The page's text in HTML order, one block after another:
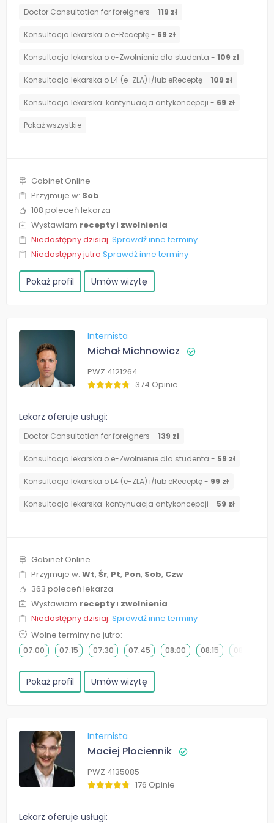
Doctor Consultation for foreigners - 119 zł
Konsultacja lekarska o e-Receptę - 69 zł
Konsultacja lekarska o e-Zwolnienie dla studenta - 109 zł
Konsultacja lekarska o L4 (e-ZLA) i/lub eReceptę - 109 zł
⁠Konsultacja lekarska: kontynuacja antykoncepcji - 69 zł
Pokaż wszystkie
Gabinet Online
Przyjmuje w: Sob
108 poleceń lekarza
Wystawiam receptyi zwolnienia
Niedostępny dzisiaj. Sprawdź inne terminy
Niedostępny jutro Sprawdź inne terminy
Pokaż profil Umów wizytę
Internista
Michał Michnowicz
PWZ 4121264
374 Opinie
Lekarz oferuje usługi:
Doctor Consultation for foreigners - 139 zł
Konsultacja lekarska o e-Zwolnienie dla studenta - 59 zł
Konsultacja lekarska o L4 (e-ZLA) i/lub eReceptę - 99 zł
⁠Konsultacja lekarska: kontynuacja antykoncepcji - 59 zł
Gabinet Online
Przyjmuje w: Wt, Śr, Pt, Pon, Sob, Czw
363 poleceń lekarza
Wystawiam receptyi zwolnienia
Niedostępny dzisiaj. Sprawdź inne terminy
Wolne terminy na jutro:
07:00 07:15 07:30 07:45 08:00 08:15 08:30
Pokaż profil Umów wizytę
Internista
Maciej Płociennik
PWZ 4135085
176 Opinie
Lekarz oferuje usługi: